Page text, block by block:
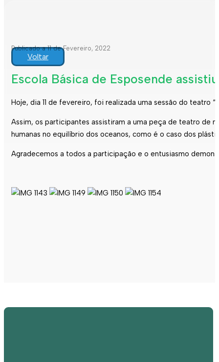
Publicado a 11 de Fevereiro, 2022
Voltar
Escola Básica de Esposende
Hoje, dia 11 de fevereiro, foi realizada uma sessão do teatro
Assim, os participantes assistiram a uma peça de teatro de
humanas no equilíbrio dos oceanos, como é o caso dos
Agradecemos a todos a participação e o entusiasmo